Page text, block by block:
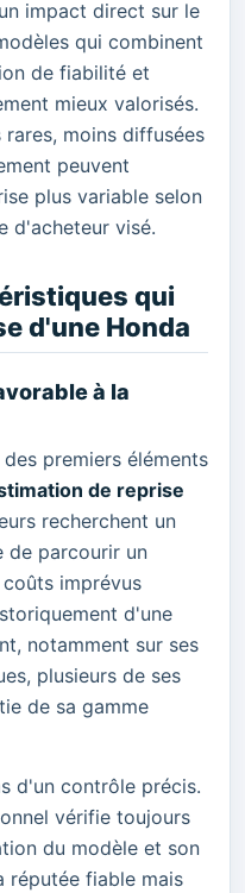
impact direct sur le
qui combinent
de fiabilité et
mieux valorisés.
moins diffusées
peuvent
plus variable selon
d'acheteur visé.
qui
d'une Honda
à la
premiers éléments
de reprise
recherchent un
de parcourir un
imprévus
d'une
notamment sur ses
plusieurs de ses
de sa gamme
d'un contrôle précis.
vérifie toujours
du modèle et son
réputée fiable mais